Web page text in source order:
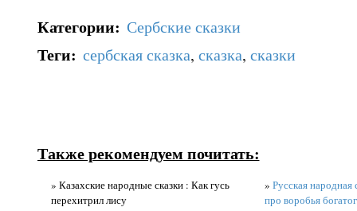
Категории: Сербские сказки
Теги: сербская сказка, сказка, сказки
Также рекомендуем почитать:
» Казахские народные сказки : Как гусь
перехитрил лису
» Русская
про воробья